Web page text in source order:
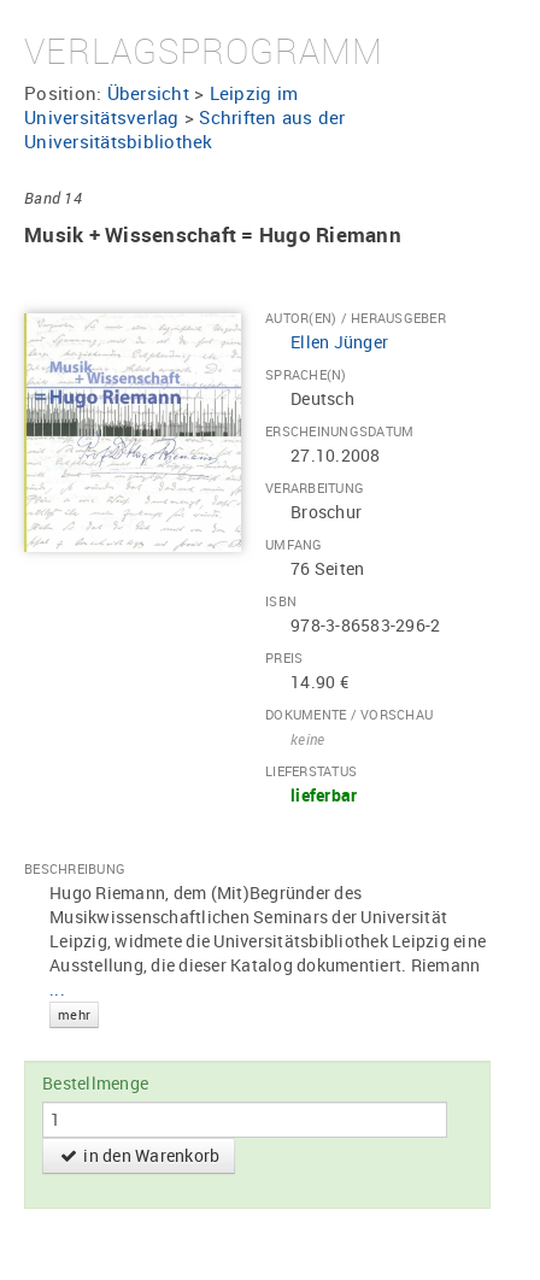
VERLAGSPROGRAMM
Position: Übersicht> Leipzig im
Universitätsverlag >Schriften aus der
Universitätsbibliothek
Band 14
Musik + Wissenschaft = Hugo Riemann
AUTOR(EN) / HERAUSGEBER
Ellen Jünger
SPRACHE(N)
Deutsch
ERSCHEINUNGSDATUM
27.10.2008
VERARBEITUNG
Broschur
UMFANG
76 Seiten
ISBN
978-3-86583-296-2
PREIS
14.90 €
DOKUMENTE / VORSCHAU
keine
LIEFERSTATUS
lieferbar
BESCHREIBUNG
Hugo Riemann, dem (Mit)Begründer des
Musikwissenschaftlichen Seminars der Universität
Leipzig, widmete die Universitätsbibliothek Leipzig eine
Ausstellung, die dieser Katalog dokumentiert. Riemann
...
mehr
Bestellmenge
in den Warenkorb